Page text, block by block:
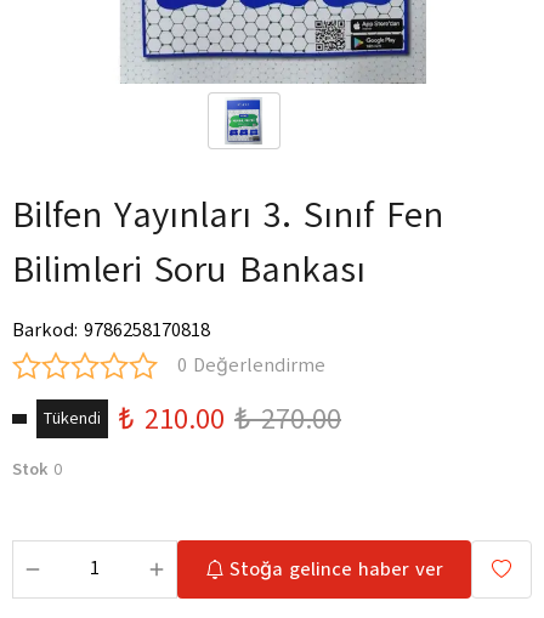
Bilfen Yayınları 3. Sınıf Fen
Bilimleri Soru Bankası
Barkod: 9786258170818
0 Değerlendirme
Tükendi ₺ 210.00 ₺ 270.00
Stok 0
Stoğa gelince haber ver